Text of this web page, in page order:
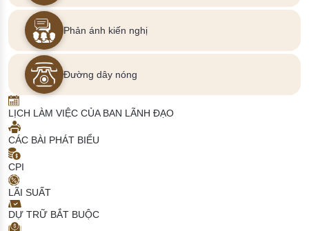
Phản ánh kiến nghị
Đường dây nóng
LỊCH LÀM VIỆC CỦA BAN LÃNH ĐẠO
CÁC BÀI PHÁT BIỂU
CPI
LÃI SUẤT
DỰ TRỮ BẮT BUỘC